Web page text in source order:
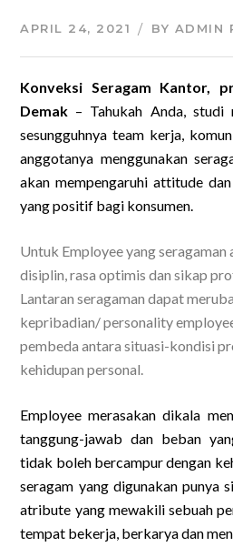
APRIL 24, 2021 BY ADMIN
Konveksi Seragam Kantor,
Demak – Tahukah Anda, studi
sesungguhnya team kerja,
anggotanya menggunakan
akan mempengaruhi attitude
yang positif bagi konsumen.
Untuk Employee yang seragaman
disiplin, rasa optimis dan sikap
Lantaran seragaman dapat
kepribadian/ personality
pembeda antara situasi-kondisi
kehidupan personal.
Employee merasakan dikala
tanggung-jawab dan beban
tidak boleh bercampur dengan
seragam yang digunakan punya
atribute yang mewakili sebuah
tempat bekerja, berkarya dan